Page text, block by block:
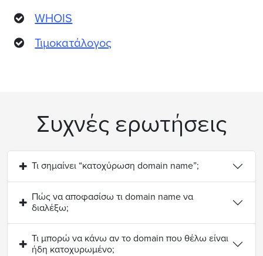
WHOIS
Τιμοκατάλογος
Συχνές ερωτήσεις
Τι σημαίνει “κατοχύρωση domain name”;
Πώς να αποφασίσω τι domain name να
διαλέξω;
Τι μπορώ να κάνω αν το domain που θέλω είναι
ήδη κατοχυρωμένο;